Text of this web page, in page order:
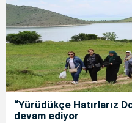
“Yürüdükçe Hatırlarız
devam ediyor